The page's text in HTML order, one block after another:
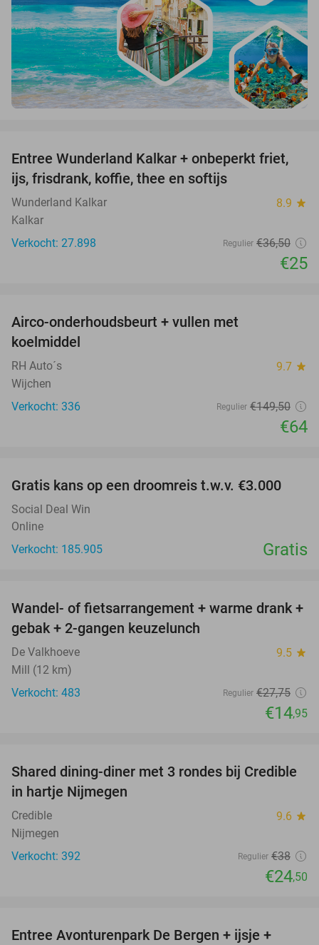
32%
Entree Wunderland Kalkar + onbeperkt friet,
ijs, frisdrank, koffie, thee en softijs
Wunderland Kalkar 8.9 star
Kalkar
Verkocht: 27.898
Regulier €36,50
€25
Airco-onderhoudsbeurt + vullen met
koelmiddel
RH Auto´s 9.7 star
Wijchen
Verkocht: 336
Regulier €149,50
€64
Gratis kans op een droomreis t.w.v. €3.000
Social Deal Win
Online
Verkocht: 185.905
Gratis
46%
Wandel- of fietsarrangement + warme drank +
gebak + 2-gangen keuzelunch
De Valkhoeve 9.5 star
Mill (12 km)
Verkocht: 483
Regulier €27,75
€14,95
36%
Shared dining-diner met 3 rondes bij Credible
in hartje Nijmegen
Credible 9.6 star
Nijmegen
Verkocht: 392
Regulier €38
€24,50
Entree Avonturenpark De Bergen + ijsje +